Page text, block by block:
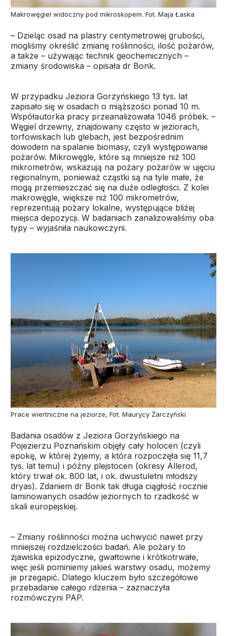
Makrowęgiel widoczny pod mikroskopem. Fot. Maja Łaska
– Dzieląc osad na plastry centymetrowej grubości,
mogliśmy określić zmianę roślinności, ilość pożarów,
a także – używając technik geochemicznych –
zmiany środowiska – opisała dr Bonk.
W przypadku Jeziora Gorzyńskiego 13 tys. lat
zapisało się w osadach o miąższości ponad 10 m.
Współautorka pracy przeanalizowała 1046 próbek. –
Węgiel drzewny, znajdowany często w jeziorach,
torfowiskach lub glebach, jest bezpośrednim
dowodem na spalanie biomasy, czyli występowanie
pożarów. Mikrowęgle, które są mniejsze niż 100
mikrometrów, wskazują na pożary pożarów w ujęciu
regionalnym, ponieważ cząstki są na tyle małe, że
mogą przemieszczać się na duże odległości. Z kolei
makrowęgle, większe niż 100 mikrometrów,
reprezentują pożary lokalne, występujące bliżej
miejsca depozycji. W badaniach zanalizowaliśmy oba
typy – wyjaśniła naukowczyni.
Prace wiertniczne na jeziorze, Fot. Maurycy Żarczyński
Badania osadów z Jeziora Gorzyńskiego na
Pojezierzu Poznańskim objęły cały holocen (czyli
epokę, w której żyjemy, a która rozpoczęła się 11,7
tys. lat temu) i późny plejstocen (okresy Allerod,
który trwał ok. 800 lat, i ok. dwustuletni młodszy
dryas). Zdaniem dr Bonk tak długa ciągłość rocznie
laminowanych osadów jeziornych to rzadkość w
skali europejskiej.
– Zmiany roślinności można uchwycić nawet przy
mniejszej rozdzielczości badań. Ale pożary to
zjawiska epizodyczne, gwałtowne i krótkotrwałe,
więc jeśli pominiemy jakieś warstwy osadu, możemy
je przegapić. Dlatego kluczem było szczegółowe
przebadanie całego rdzenia – zaznaczyła
rozmówczyni PAP.